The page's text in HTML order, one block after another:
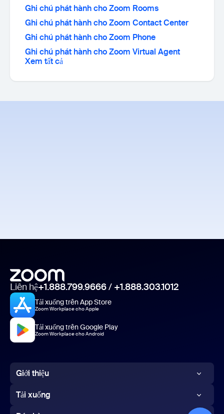
Ghi chú phát hành cho Zoom Rooms
Ghi chú phát hành cho Zoom Contact Center
Ghi chú phát hành cho Zoom Phone
Ghi chú phát hành cho Zoom Virtual Agent
Xem tất cả
Liên hệ+1.888.799.9666/ +1.888.303.1012
Tải xuống trên App Store
Zoom Workplace cho Apple
Tải xuống trên Google Play
Zoom Workplace cho Android
Giới thiệu
Blog của Zoom
Tải xuống